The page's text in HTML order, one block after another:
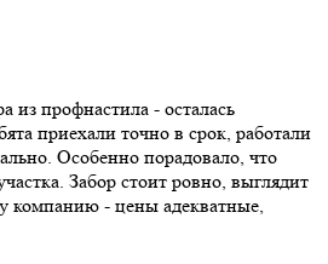
из профнастила - осталась
приехали точно в срок, работали
Особенно порадовало, что
Забор стоит ровно, выглядит
компанию - цены адекватные,